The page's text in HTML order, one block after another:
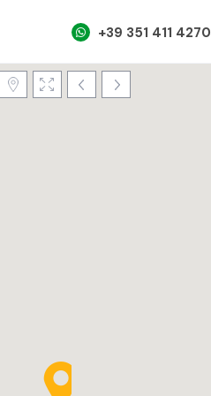
+39 351 411 4270